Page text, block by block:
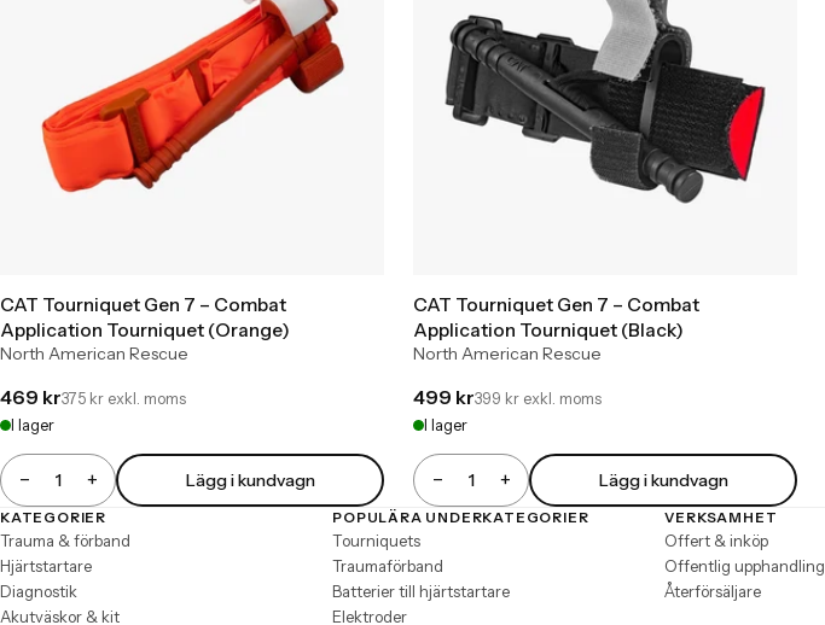
CAT Tourniquet Gen 7 – Combat
Application Tourniquet (Orange)
North American Rescue
469 kr375 kr exkl. moms
I lager
−
Antal + Lägg i kundvagn
CAT Tourniquet Gen 7 – Combat
Application Tourniquet (Black)
North American Rescue
499 kr399 kr exkl. moms
I lager
−
Antal + Lägg i kundvagn
Sidfot
KATEGORIER
Trauma & förband
Hjärtstartare
Diagnostik
Akutväskor & kit
POPULÄRA UNDERKATEGORIER
Tourniquets
Traumaförband
Batterier till hjärtstartare
Elektroder
VERKSAMHET
Offert & inköp
Offentlig upphandling
Återförsäljare